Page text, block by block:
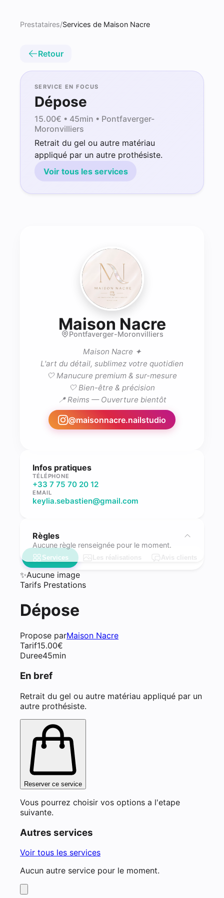
Prestataires/Services de Maison Nacre
Retour
SERVICE EN FOCUS
Dépose
15.00€ • 45min • Pontfaverger-
Moronvilliers
Retrait du gel ou autre matériau
appliqué par un autre prothésiste.
Voir tous les services
Maison Nacre-
Pontfaverger-Moronvilliers
Maison Nacre ✦
L'art du détail, sublimez votre quotidien
🤍 Manucure premium & sur-mesure
🤍 Bien-être & précision
📍 Reims — Ouverture bientôt
@maisonnacre.nailstudio
Infos pratiques
TÉLÉPHONE
+33 7 75 70 20 12
EMAIL
keylia.sebastien@gmail.com
Règles
Aucune règle renseignée pour le moment.
Services Les réalisations Avis clients
✨Aucune image
Tarifs Prestations
Dépose
Propose parMaison Nacre
Tarif15.00€
Duree45min
En bref
Retrait du gel ou autre matériau appliqué par un
autre prothésiste.
Reserver ce service
Vous pourrez choisir vos options a l'etape
suivante.
Autres services
Voir tous les services
Aucun autre service pour le moment.